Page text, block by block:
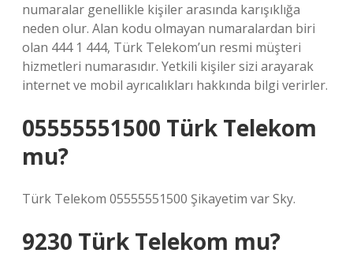
numaralar genellikle kişiler arasında karışıklığa
neden olur. Alan kodu olmayan numaralardan biri
olan 444 1 444, Türk Telekom’un resmi müşteri
hizmetleri numarasıdır. Yetkili kişiler sizi arayarak
internet ve mobil ayrıcalıkları hakkında bilgi verirler.
05555551500 Türk Telekom
mu?
Türk Telekom 05555551500 Şikayetim var Sky.
9230 Türk Telekom mu?